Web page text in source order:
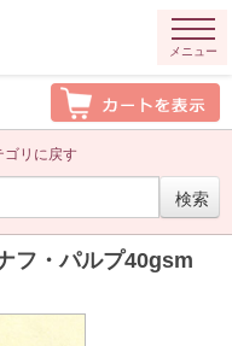
メニュー
ゴリに戻す
フ・パルプ40gsm